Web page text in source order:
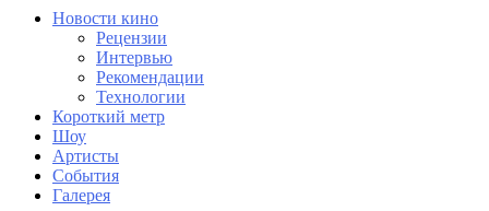
Новости кино
Рецензии
Интервью
Рекомендации
Технологии
Короткий метр
Шоу
Артисты
События
Галерея